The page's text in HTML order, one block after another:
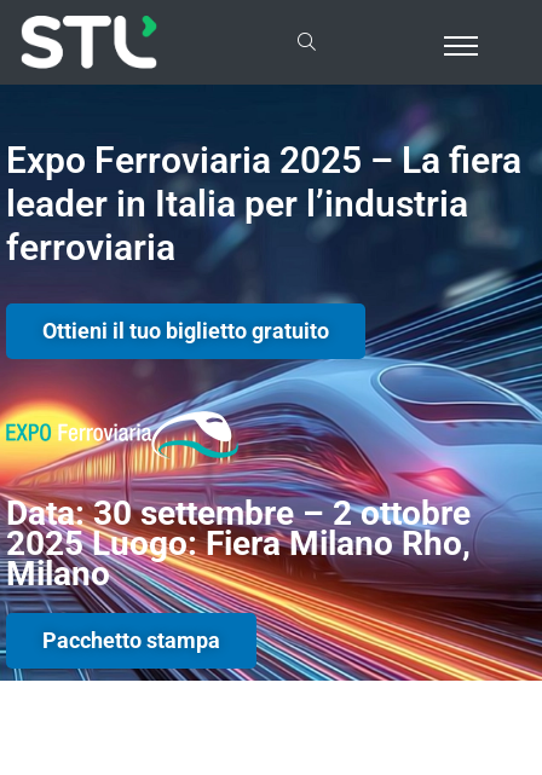
Expo Ferroviaria 2025 – La fiera
leader in Italia per l’industria
ferroviaria
Ottieni il tuo biglietto gratuito
Data: 30 settembre – 2 ottobre
2025 Luogo: Fiera Milano Rho,
Milano
Pacchetto stampa